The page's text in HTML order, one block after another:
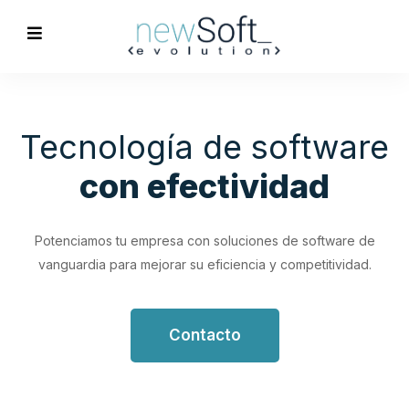
Optimización de
Procesos
Empresariales
trabajo.